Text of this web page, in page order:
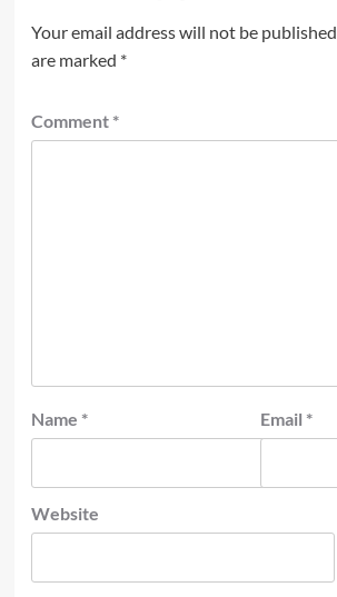
Your email address will not be published.
are marked *
Comment *
Name * Email *
Website